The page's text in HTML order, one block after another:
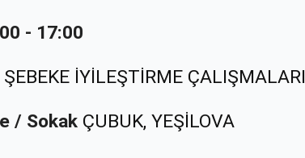
- 17:00
ŞEBEKE İYİLEŞTİRME ÇALIŞMALARI
/ Sokak ÇUBUK, YEŞİLOVA